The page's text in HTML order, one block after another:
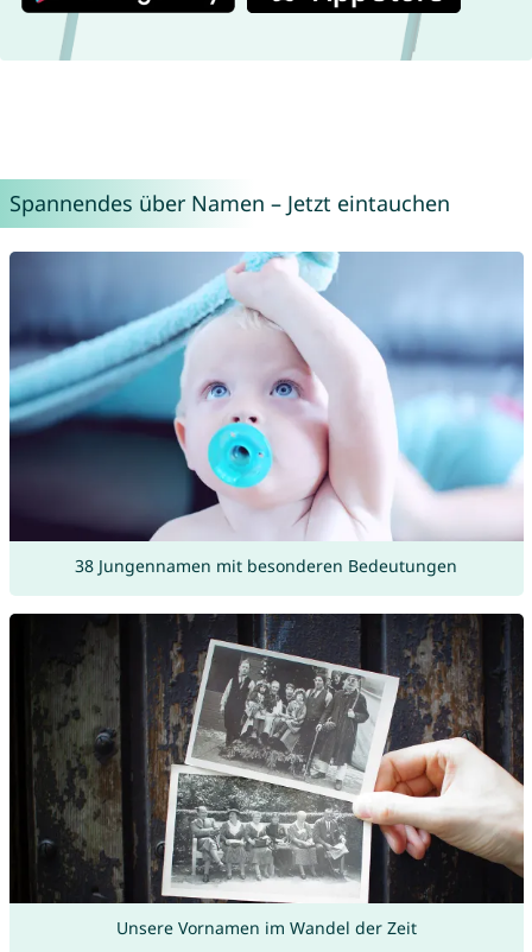
Spannendes über Namen – Jetzt eintauchen
38 Jungennamen mit besonderen Bedeutungen
Unsere Vornamen im Wandel der Zeit